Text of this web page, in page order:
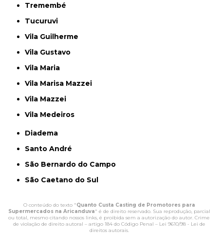
Tremembé
Tucuruvi
Vila Guilherme
Vila Gustavo
Vila Maria
Vila Marisa Mazzei
Vila Mazzei
Vila Medeiros
Diadema
Santo André
São Bernardo do Campo
São Caetano do Sul
O conteúdo do texto "Quanto Custa Casting de Promotores para
Supermercados na Aricanduva" é de direito reservado. Sua reprodução, parcial
ou total, mesmo citando nossos links, é proibida sem a autorização do autor. Crime
de violação de direito autoral – artigo 184 do Código Penal – Lei 9610/98 - Lei de
direitos autorais.